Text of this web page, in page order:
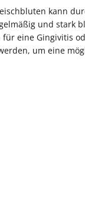
kann
und stark
für eine Gingivitis
um eine